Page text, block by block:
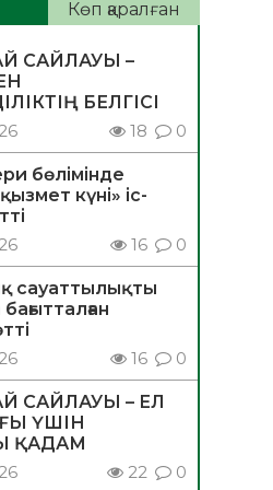
Көп қаралған
САЙЛАУЫ –
БЕЛГІСІ
18 0
бөлімінде
күні» іс-
16 0
сауаттылықты
16 0
САЙЛАУЫ – ЕЛ
ҮШІН
ҚАДАМ
22 0